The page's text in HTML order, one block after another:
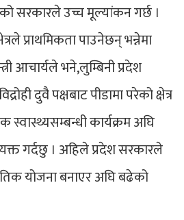
सरकारले उच्च मूल्यांकन गर्छ ।
प्राथमिकता पाउनेछन् भन्नेमा
आचार्यले भने,लुम्बिनी प्रदेश
दुवै पक्षबाट पीडामा परेको क्षेत्र
स्वास्थ्यसम्बन्धी कार्यक्रम अघि
गर्दछु । अहिले प्रदेश सरकारले
योजना बनाएर अघि बढेको